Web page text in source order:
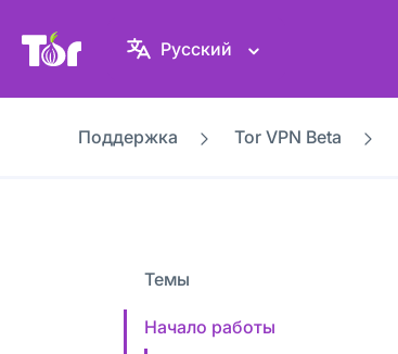
Веб-сайт Проекта Tor
Русский
Поддержка Tor VPN Beta
Темы
Начало работы